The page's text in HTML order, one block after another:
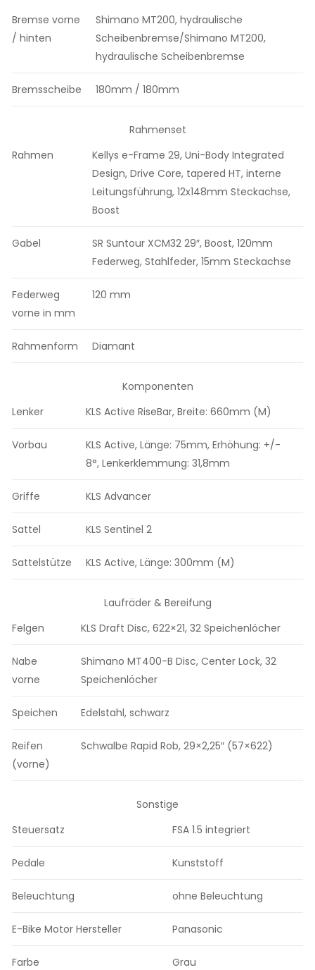
Bremse vorne
/ hinten
Shimano MT200, hydraulische
Scheibenbremse/Shimano MT200,
hydraulische Scheibenbremse
Bremsscheibe 180mm / 180mm
Rahmenset
Rahmen
Kellys e-Frame 29, Uni-Body Integrated
Design, Drive Core, tapered HT, interne
Leitungsführung, 12x148mm Steckachse,
Boost
Gabel
SR Suntour XCM32 29″, Boost, 120mm
Federweg, Stahlfeder, 15mm Steckachse
Federweg
vorne in mm
120 mm
Rahmenform Diamant
Komponenten
Lenker
KLS Active RiseBar, Breite: 660mm (M)
Vorbau
KLS Active, Länge: 75mm, Erhöhung: +/-
8°, Lenkerklemmung: 31,8mm
Griffe KLS Advancer
Sattel KLS Sentinel 2
Sattelstütze KLS Active, Länge: 300mm (M)
Laufräder & Bereifung
Felgen
KLS Draft Disc, 622×21, 32 Speichenlöcher
Nabe
vorne
Shimano MT400-B Disc, Center Lock, 32
Speichenlöcher
Speichen Edelstahl, schwarz
Reifen
(vorne)
Schwalbe Rapid Rob, 29×2,25″ (57×622)
Sonstige
Steuersatz
FSA 1.5 integriert
Pedale Kunststoff
Beleuchtung ohne Beleuchtung
E-Bike Motor Hersteller Panasonic
Farbe Grau